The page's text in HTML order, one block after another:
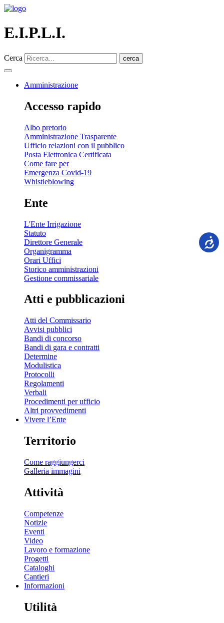
E.I.P.L.I.
Cerca cerca
Amministrazione
Accesso rapido
Albo pretorio
Amministrazione Trasparente
Ufficio relazioni con il pubblico
Posta Elettronica Certificata
Come fare per
Emergenza Covid-19
Whistleblowing
Ente
L'Ente Irrigazione
Statuto
Direttore Generale
Organigramma
Orari Uffici
Storico amministrazioni
Gestione commissariale
Atti e pubblicazioni
Atti del Commissario
Avvisi pubblici
Bandi di concorso
Bandi di gara e contratti
Determine
Modulistica
Protocolli
Regolamenti
Verbali
Procedimenti per ufficio
Altri provvedimenti
Vivere l’Ente
Territorio
Come raggiungerci
Galleria immagini
Attività
Competenze
Notizie
Eventi
Video
Lavoro e formazione
Progetti
Cataloghi
Cantieri
Informazioni
Utilità